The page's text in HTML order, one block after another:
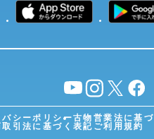
YouTubeinstagram
X facebook
バシーポリシー古物営業法に基
引法に基づく表記 ご利用規約